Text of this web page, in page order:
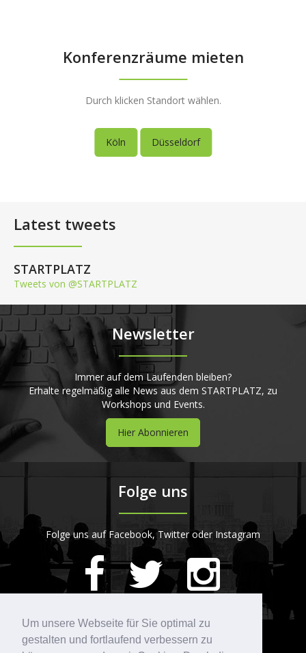
Um unsere Webseite für Sie optimal zu
gestalten und fortlaufend verbessern zu
Konferenzräume mieten
Durch klicken Standort wählen.
Köln Düsseldorf
Latest tweets
STARTPLATZ
Tweets von @STARTPLATZ
Newsletter
Immer auf dem Laufenden bleiben?
Erhalte regelmäßig alle News aus dem STARTPLATZ, zu
Workshops und Events.
Hier Abonnieren
Folge uns
Folge uns auf Facebook, Twitter oder Instagram
420Bewertungen auf ProvenExpert.com
Kontakt